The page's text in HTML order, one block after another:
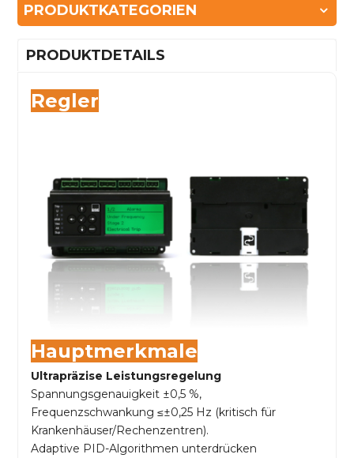
PRODUKTKATEGORIEN
PRODUKTDETAILS
Regler
Hauptmerkmale
Ultrapräzise Leistungsregelung
Spannungsgenauigkeit ±0,5 %,
Frequenzschwankung ≤±0,25 Hz (kritisch für
Krankenhäuser/Rechenzentren).
Adaptive PID-Algorithmen unterdrücken